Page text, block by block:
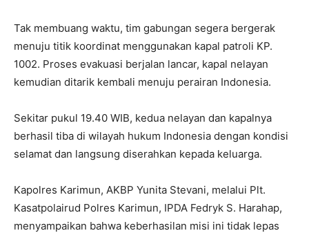
Tak membuang waktu, tim gabungan segera bergerak
menuju titik koordinat menggunakan kapal patroli KP.
1002. Proses evakuasi berjalan lancar, kapal nelayan
kemudian ditarik kembali menuju perairan Indonesia.
Sekitar pukul 19.40 WIB, kedua nelayan dan kapalnya
berhasil tiba di wilayah hukum Indonesia dengan kondisi
selamat dan langsung diserahkan kepada keluarga.
Kapolres Karimun, AKBP Yunita Stevani, melalui Plt.
Kasatpolairud Polres Karimun, IPDA Fedryk S. Harahap,
menyampaikan bahwa keberhasilan misi ini tidak lepas